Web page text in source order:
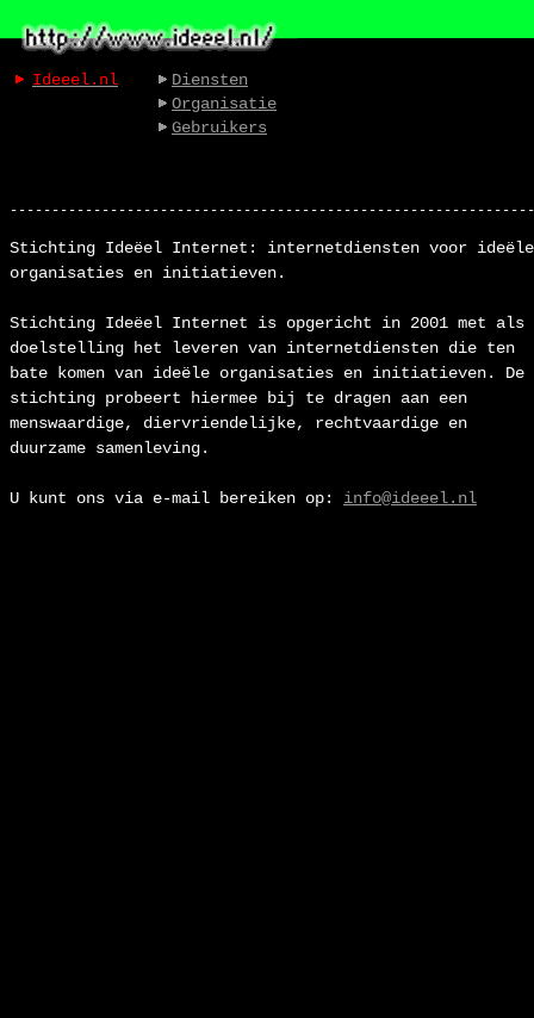
---------------------------------------------------------------
Stichting Ideëel Internet: internetdiensten voor ideële
organisaties en initiatieven.
Stichting Ideëel Internet is opgericht in 2001 met als
doelstelling het leveren van internetdiensten die ten
bate komen van ideële organisaties en initiatieven. De
stichting probeert hiermee bij te dragen aan een
menswaardige, diervriendelijke, rechtvaardige en
duurzame samenleving.
U kunt ons via e-mail bereiken op: info@ideeel.nl
Ideeel.nl
Diensten
Organisatie
Gebruikers